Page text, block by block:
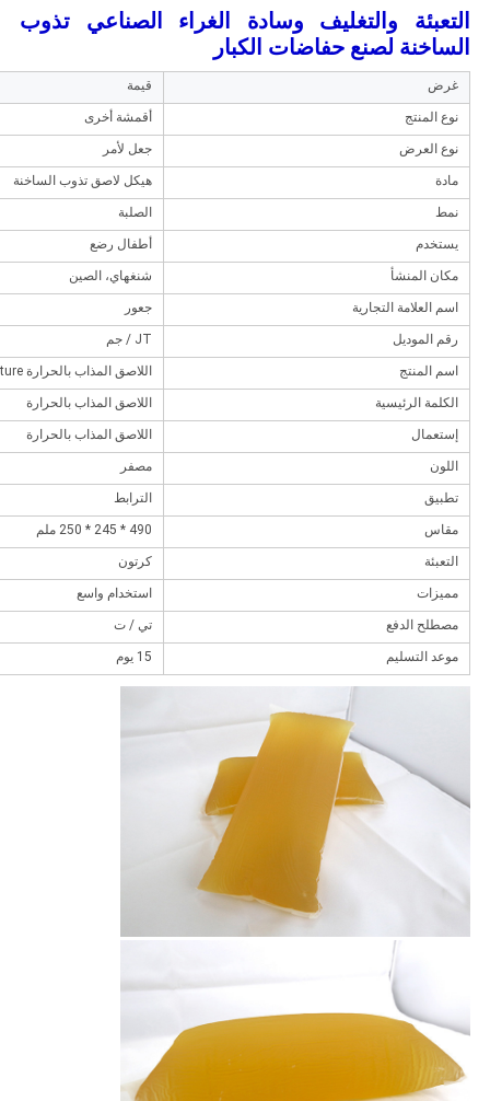
التعبئة والتغليف وسادة الغراء الصناعي تذوب
الساخنة لصنع حفاضات الكبار
غرض قيمة
نوع المنتج أقمشة أخرى
نوع العرض جعل لأمر
مادة هيكل لاصق تذوب الساخنة
نمط الصلبة
يستخدم أطفال رضع
مكان المنشأ شنغهاي، الصين
اسم العلامة التجارية جعور
رقم الموديل JT / جم
اسم المنتج اللاصق المذاب بالحرارة Struture
الكلمة الرئيسية اللاصق المذاب بالحرارة
إستعمال اللاصق المذاب بالحرارة
اللون مصفر
تطبيق الترابط
مقاس 490 * 245 * 250 ملم
التعبئة كرتون
مميزات استخدام واسع
مصطلح الدفع تي / ت
موعد التسليم 15 يوم